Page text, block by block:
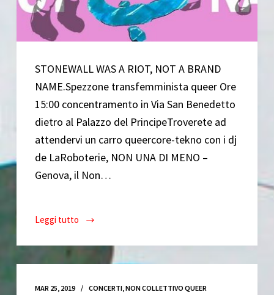
STONEWALL WAS A RIOT, NOT A BRAND
NAME.Spezzone transfemminista queer Ore
15:00 concentramento in Via San Benedetto
dietro al Palazzo del PrincipeTroverete ad
attendervi un carro queercore-tekno con i dj
de LaRoboterie, NON UNA DI MENO –
Genova, il Non…
Leggi tutto
Be
Pride:
transfemminista
MAR 25, 2019 CONCERTI,NON COLLETTIVO QUEER